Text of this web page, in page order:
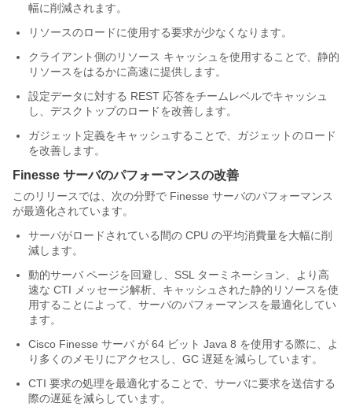
幅に削減されます。
リソースのロードに使用する要求が少なくなります。
クライアント側のリソース キャッシュを使用することで、静的
リソースをはるかに高速に提供します。
設定データに対する REST 応答をチームレベルでキャッシュ
し、デスクトップのロードを改善します。
ガジェット定義をキャッシュすることで、ガジェットのロード
を改善します。
Finesse サーバのパフォーマンスの改善
このリリースでは、次の分野で Finesse サーバのパフォーマンス
が最適化されています。
サーバがロードされている間の CPU の平均消費量を大幅に削
減します。
動的サーバ ページを回避し、SSL ターミネーション、より高
速な CTI メッセージ解析、キャッシュされた静的リソースを使
用することによって、サーバのパフォーマンスを最適化してい
ます。
Cisco Finesse サーバ が 64 ビット Java 8 を使用する際に、よ
り多くのメモリにアクセスし、GC 遅延を減らしています。
CTI 要求の処理を最適化することで、サーバに要求を送信する
際の遅延を減らしています。